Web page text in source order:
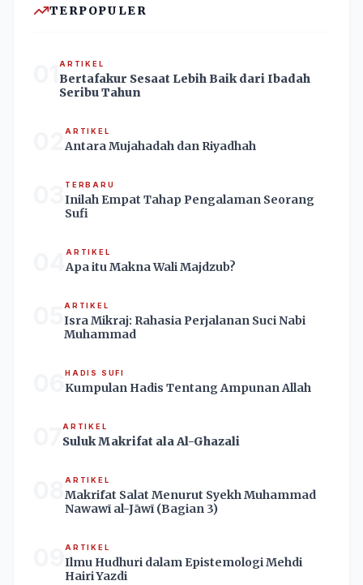
TERPOPULER
ARTIKEL
Bertafakur Sesaat Lebih Baik dari Ibadah
Seribu Tahun
ARTIKEL
Antara Mujahadah dan Riyadhah
TERBARU
Inilah Empat Tahap Pengalaman Seorang
Sufi
ARTIKEL
Apa itu Makna Wali Majdzub?
ARTIKEL
Isra Mikraj: Rahasia Perjalanan Suci Nabi
Muhammad
HADIS SUFI
Kumpulan Hadis Tentang Ampunan Allah
ARTIKEL
Suluk Makrifat ala Al-Ghazali
ARTIKEL
Makrifat Salat Menurut Syekh Muhammad
Nawawī al-Jāwī (Bagian 3)
ARTIKEL
Ilmu Hudhuri dalam Epistemologi Mehdi
Hairi Yazdi